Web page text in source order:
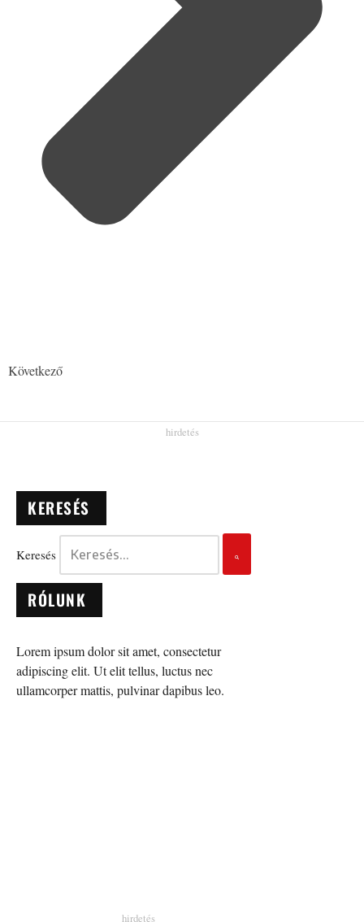
Következő
KERESÉS
Keresés
RÓLUNK
Lorem ipsum dolor sit amet, consectetur
adipiscing elit. Ut elit tellus, luctus nec
ullamcorper mattis, pulvinar dapibus leo.